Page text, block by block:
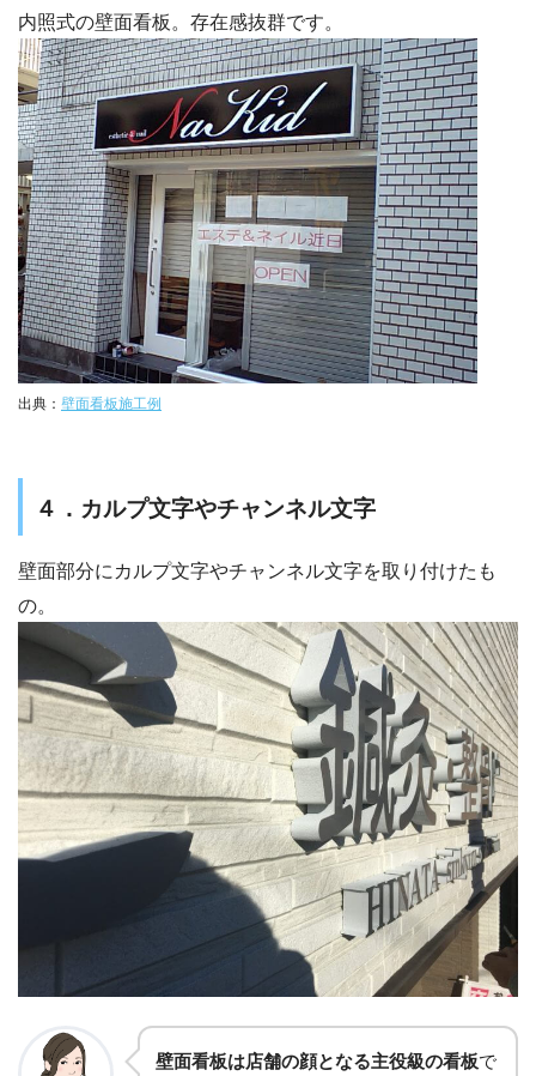
内照式の壁面看板。存在感抜群です。
出典： 壁面看板施工例
４．カルプ文字やチャンネル文字
壁面部分にカルプ文字やチャンネル文字を取り付けたも
の。
壁面看板は店舗の顔となる主役級の看板で